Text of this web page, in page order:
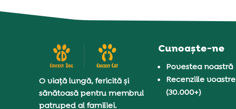
O viață lungă, fericită și
sănătoasă pentru membrul
patruped al familiei.
Cunoaște-ne
Povestea noastră
Recenziile voastre
(30.000+)